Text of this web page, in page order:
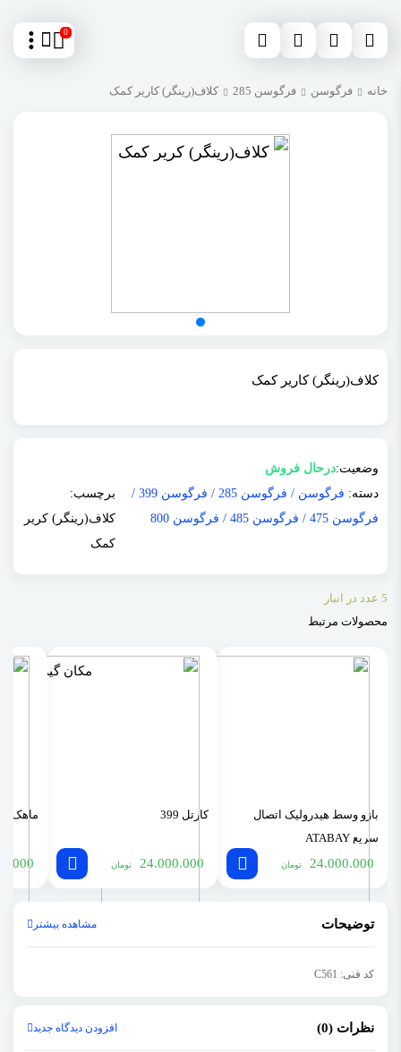
0
خانه فرگوسن فرگوسن 285 کلاف(رینگر) کاریر کمک
کلاف(رینگر) کاریر کمک
وضعیت:درحال فروش
دسته: فرگوسن / فرگوسن 285 / فرگوسن 399
/
فرگوسن 475
/ فرگوسن 485 / فرگوسن 800
برچسب:
کلاف(رینگر) کریر
کمک
5 عدد در انبار
محصولات مرتبط
بازو وسط هیدرولیک اتصال
سریع ATABAY
24.000.000 تومان
کارتل 399
24.000.000 تومان
ماهک
توضیحات مشاهده بیشتر
کد فنی: C561
نظرات (0) افزودن دیدگاه جدید